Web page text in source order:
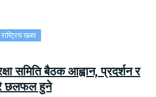
राष्ट्रिय खबर
समिति बैठक आह्वान, प्रदर्शन र
छलफल हुने